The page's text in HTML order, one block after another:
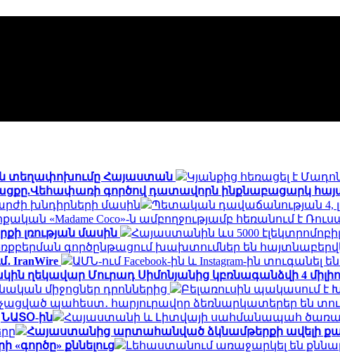
տեղափոխումը Հայաստան
Կյանքից հեռացել է
գործով դատավորն ինքնաբացարկ
խնդիրների մասին
Պետական դավաճանության 4,
«Madame Coco»-ն ամբողջությամբ հեռանում է
լռության մասին
Հայաստանին ևս 5000
գործընթացում խախտումներ են
IranWire
ԱՄՆ-ում Facebook-ին և Instagram-ին տուգանել
ղեկավար Մուրադ Սիմոնյանից կբռնագանձվի 4
միջոցներ դրոններից
Բելառուսին պակասում
պահեստ․ հարյուրավոր ձեռնարկատերեր են
ին
Հայաստանի և Լիտվայի սահմանապահ
Հայաստանից արտահանված ձկնամթերքի ավելի քան
քննելուց
Լեհաստանում առաջարկել են